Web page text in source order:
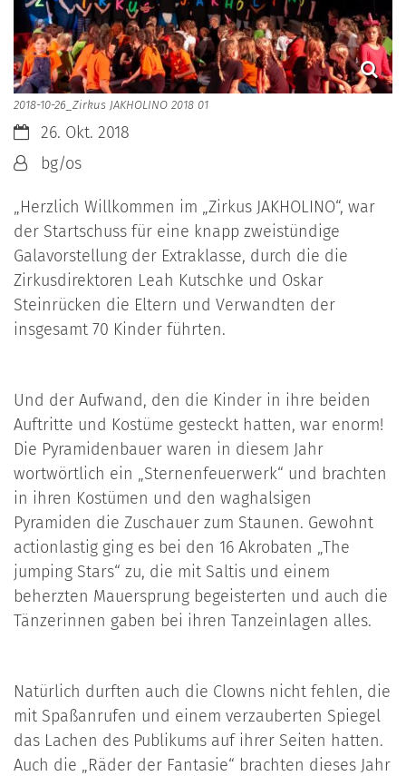
2018-10-26_Zirkus JAKHOLINO 2018 01
Datum:26. Okt. 2018
Von:bg/os
„Herzlich Willkommen im „Zirkus JAKHOLINO“, war
der Startschuss für eine knapp zweistündige
Galavorstellung der Extraklasse, durch die die
Zirkusdirektoren Leah Kutschke und Oskar
Steinrücken die Eltern und Verwandten der
insgesamt 70 Kinder führten.
Und der Aufwand, den die Kinder in ihre beiden
Auftritte und Kostüme gesteckt hatten, war enorm!
Die Pyramidenbauer waren in diesem Jahr
wortwörtlich ein „Sternenfeuerwerk“ und brachten
in ihren Kostümen und den waghalsigen
Pyramiden die Zuschauer zum Staunen. Gewohnt
actionlastig ging es bei den 16 Akrobaten „The
jumping Stars“ zu, die mit Saltis und einem
beherzten Mauersprung begeisterten und auch die
Tänzerinnen gaben bei ihren Tanzeinlagen alles.
Natürlich durften auch die Clowns nicht fehlen, die
mit Spaßanrufen und einem verzauberten Spiegel
das Lachen des Publikums auf ihrer Seiten hatten.
Auch die „Räder der Fantasie“ brachten dieses Jahr